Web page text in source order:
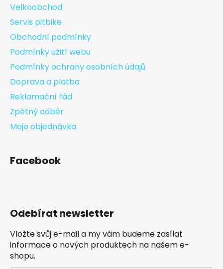
Velkoobchod
Servis pitbike
Obchodní podmínky
Podmínky užití webu
Podmínky ochrany osobních údajů
Doprava a platba
Reklamační řád
Zpětný odběr
Moje objednávka
Facebook
Odebírat newsletter
Vložte svůj e-mail a my vám budeme zasílat
informace o nových produktech na našem e-
shopu.